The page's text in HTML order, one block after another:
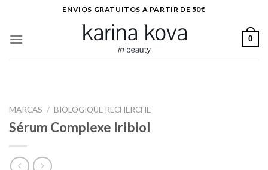
contenido
ENVIOS GRATUITOS A PARTIR DE 50€
0
MARCAS / BIOLOGIQUE RECHERCHE
Sérum Complexe Iribiol